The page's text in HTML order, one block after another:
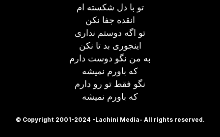
تو با دل شکسته ام
انقده جفا نکن
تو اگه دوستم نداری
اینجوری بد تا نکن
به من نگو دوست دارم
که باورم نمیشه
نگو فقط تو رو دارم
که باورم نمیشه
© Copyright 2001-2024 -Lachini Media- All rights reserved.